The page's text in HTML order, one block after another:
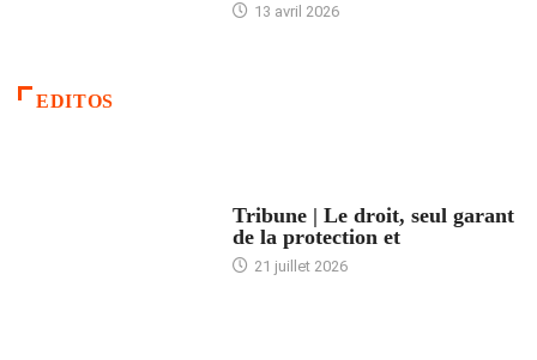
13 avril 2026
EDITOS
Tribune | Le droit, seul garant
de la protection et
21 juillet 2026